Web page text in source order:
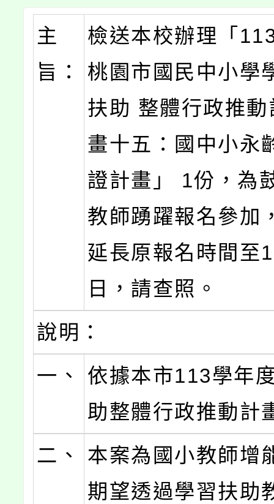
主
旨：
檢送本校辦理「
桃園市國民中小學
扶助 整體行政推
畫十五：國中小永
證計畫」 1份，為
教師踴躍報名參加
延長原報名時間至
日，請查照。
說明：
一、
依據本市113學年
助整體行政推動計
二、
本案為國小教師增
期望透過學習扶助